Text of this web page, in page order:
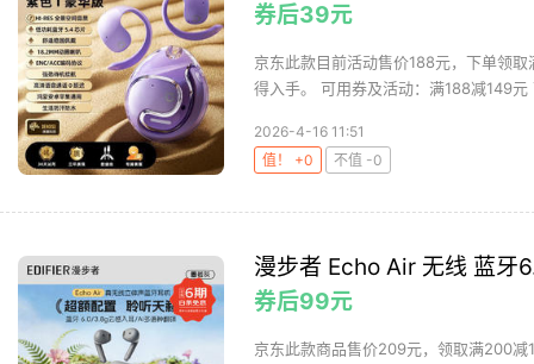
券后39元
京东此款目前活动售价188元，下单领
得入手。 可用券及活动：满188减149
2026-4-16 11:51
值！ +0
不值 -0
漫步者 Echo Air 无线 蓝牙
券后99元
京东此款商品售价209元，领取满200